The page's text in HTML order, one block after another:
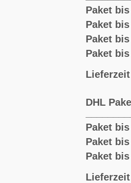
Paket
Paket
Paket
Paket
DHL
Paket
Paket
Paket